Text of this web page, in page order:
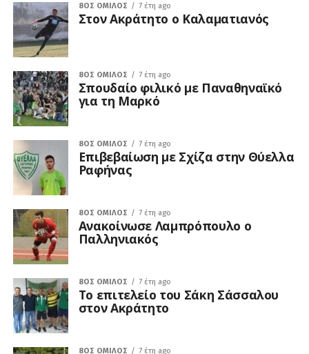
8ΟΣ ΌΜΙΛΟΣ 7 έτη ago
Στον Ακράτητο ο Καλαματιανός
8ΟΣ ΌΜΙΛΟΣ 7 έτη ago
Σπουδαίο φιλικό με Παναθηναϊκό
για τη Μαρκό
8ΟΣ ΌΜΙΛΟΣ 7 έτη ago
Επιβεβαίωση με Σχίζα στην Θύελλα
Ραφήνας
8ΟΣ ΌΜΙΛΟΣ 7 έτη ago
Ανακοίνωσε Λαμπρόπουλο ο
Παλληνιακός
8ΟΣ ΌΜΙΛΟΣ 7 έτη ago
Το επιτελείο του Σάκη Σάσσαλου
στον Ακράτητο
8ΟΣ ΌΜΙΛΟΣ 7 έτη ago